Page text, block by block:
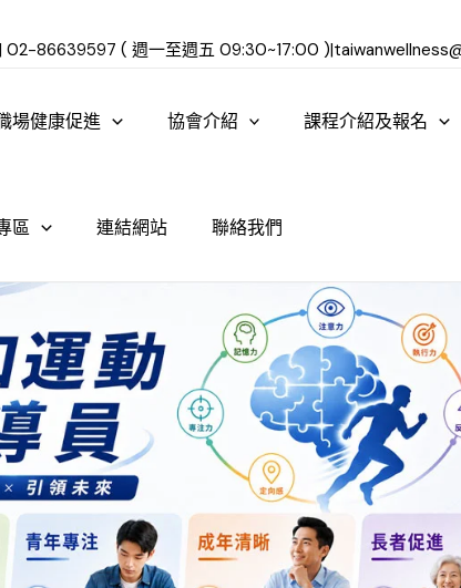
02-86639597 ( 週一至週五 09:30~17:00 )|
場健康促進 協會介紹 課程介紹及報名
區 連結網站 聯絡我們